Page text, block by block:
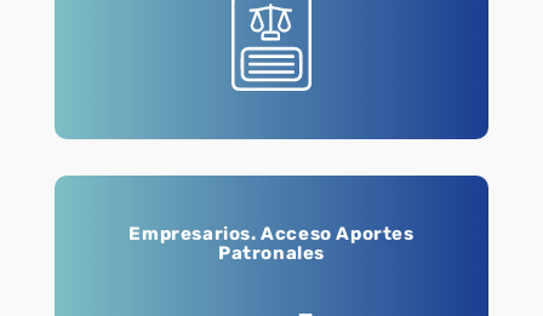
Empresarios. Acceso Aportes
Patronales